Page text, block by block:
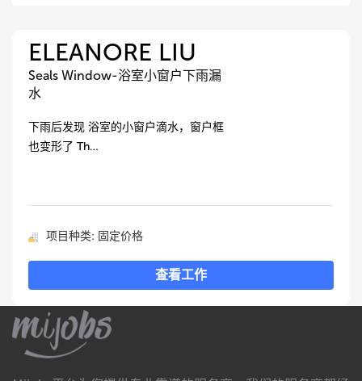
ELEANORE LIU
Seals Window-浴室小窗户下雨漏
水
下雨后发现 浴室的小窗户滴水，窗户框
也变形了 Th…
项目种类: 固定价格
查看工作